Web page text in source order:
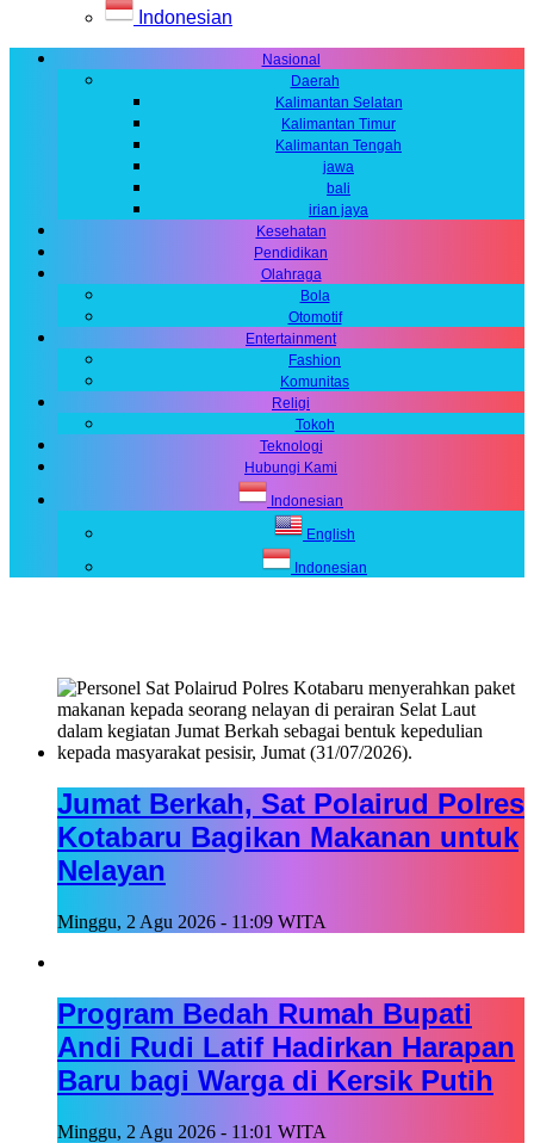
Indonesian
Nasional
Daerah
Kalimantan Selatan
Kalimantan Timur
Kalimantan Tengah
jawa
bali
irian jaya
Kesehatan
Pendidikan
Olahraga
Bola
Otomotif
Entertainment
Fashion
Komunitas
Religi
Tokoh
Teknologi
Hubungi Kami
Indonesian
English
Indonesian
Jumat Berkah, Sat Polairud Polres
Kotabaru Bagikan Makanan untuk
Nelayan
Minggu, 2 Agu 2026 - 11:09 WITA
Program Bedah Rumah Bupati
Andi Rudi Latif Hadirkan Harapan
Baru bagi Warga di Kersik Putih
Minggu, 2 Agu 2026 - 11:01 WITA